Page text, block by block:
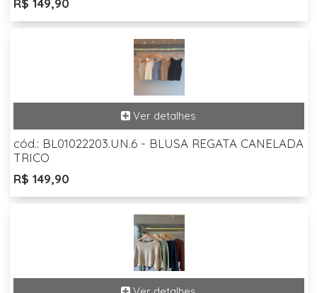
R$ 149,90
cód.: BL01022203.UN.6 - BLUSA REGATA CANELADA
TRICO
R$ 149,90